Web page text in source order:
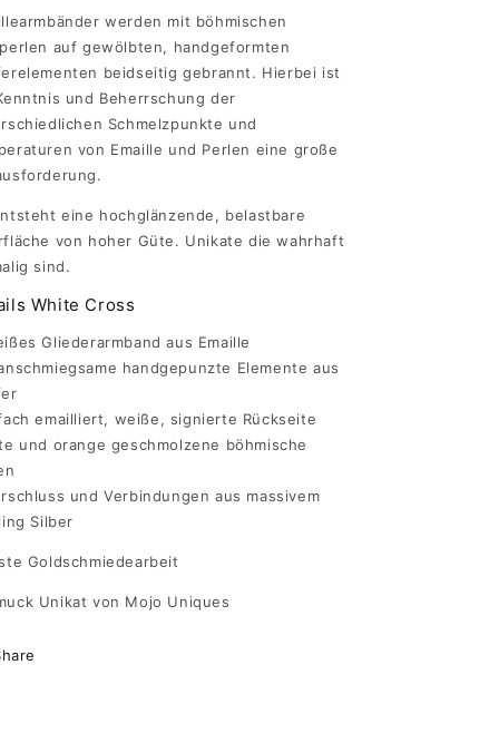
werden mit böhmischen
auf gewölbten, handgeformten
beidseitig gebrannt. Hierbei ist
und Beherrschung der
Schmelzpunkte und
von Emaille und Perlen eine große
eine hochglänzende, belastbare
von hoher Güte. Unikate die wahrhaft
sind.
White Cross
Gliederarmband aus Emaille
handgepunzte Elemente aus
emailliert, weiße, signierte Rückseite
und orange geschmolzene böhmische
und Verbindungen aus massivem
Silber
Goldschmiedearbeit
Unikat von Mojo Uniques